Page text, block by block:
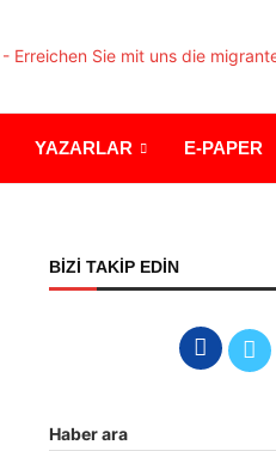
YAZARLAR E-PAPER
BİZİ TAKİP EDİN
Haber ara